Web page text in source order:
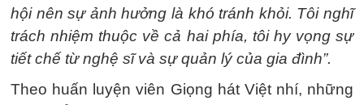
hội nên sự ảnh hưởng là khó tránh khỏi. Tôi nghĩ
trách nhiệm thuộc về cả hai phía, tôi hy vọng sự
tiết chế từ nghệ sĩ và sự quản lý của gia đình”.
Theo huấn luyện viên Giọng hát Việt nhí, những